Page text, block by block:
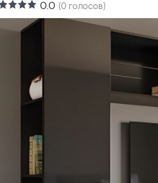
0.0 (0 голосов)